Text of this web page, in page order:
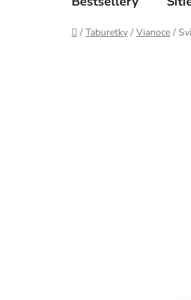
Domov
/ Taburetky / Vianoce /